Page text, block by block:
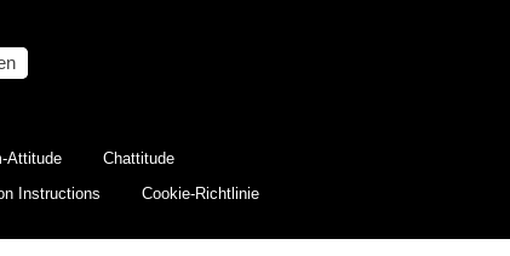
Attitude
Chattitude
Instructions Cookie-Richtlinie